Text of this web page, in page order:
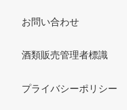
お問い合わせ
酒類販売管理者標識
プライバシーポリシー